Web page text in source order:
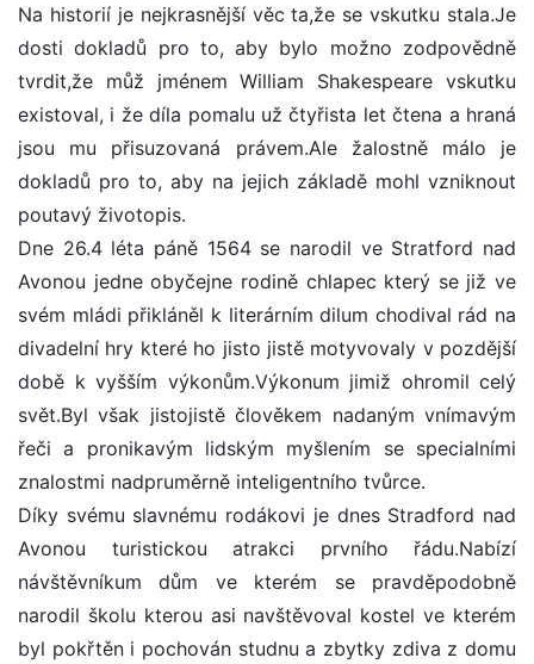
Na historií je nejkrasnější věc ta,že se vskutku stala.Je
dosti dokladů pro to, aby bylo možno zodpovědně
tvrdit,že můž jménem William Shakespeare vskutku
existoval, i že díla pomalu už čtyřista let čtena a hraná
jsou mu přisuzovaná právem.Ale žalostně málo je
dokladů pro to, aby na jejich základě mohl vzniknout
poutavý životopis.
Dne 26.4 léta páně 1564 se narodil ve Stratford nad
Avonou jedne obyčejne rodině chlapec který se již ve
svém mládi přikláněl k literárním dilum chodival rád na
divadelní hry které ho jisto jistě motyvovaly v pozdější
době k vyšším výkonům.Výkonum jimiž ohromil celý
svět.Byl však jistojistě člověkem nadaným vnímavým
řeči a pronikavým lidským myšlením se specialními
znalostmi nadpruměrně inteligentního tvůrce.
Díky svému slavnému rodákovi je dnes Stradford nad
Avonou turistickou atrakci prvního řádu.Nabízí
návštěvníkum dům ve kterém se pravděpodobně
narodil školu kterou asi navštěvoval kostel ve kterém
byl pokřtěn i pochován studnu a zbytky zdiva z domu